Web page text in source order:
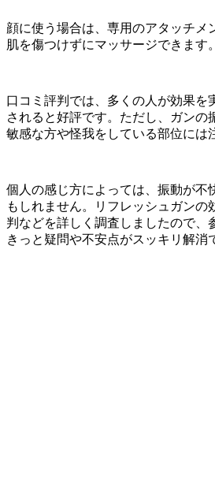
顔に使う場合は、専用のアタッチメ
肌を傷つけずにマッサージできます。
口コミ評判では、多くの人が効果を
されると好評です。ただし、ガンの
敏感な方や怪我をしている部位には
個人の感じ方によっては、振動が不
もしれません。リフレッシュガンの
判などを詳しく調査しましたので、
きっと疑問や不安点がスッキリ解消